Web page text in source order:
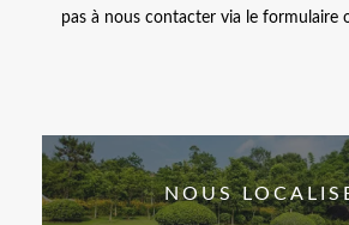
pas à nous contacter via le formulaire
NOUS